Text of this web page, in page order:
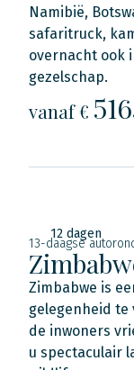
Namibië,
safaritruck,
overnacht ook
gezelschap.
vanaf €
12 dagen
13-daagse
Zimbabwe is
gelegenheid te
de inwoners
u spectaculair